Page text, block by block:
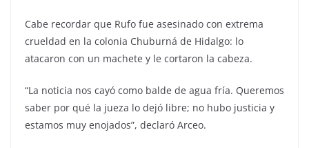
Cabe recordar que Rufo fue asesinado con extrema
crueldad en la colonia Chuburná de Hidalgo: lo
atacaron con un machete y le cortaron la cabeza.
“La noticia nos cayó como balde de agua fría. Queremos
saber por qué la jueza lo dejó libre; no hubo justicia y
estamos muy enojados”, declaró Arceo.